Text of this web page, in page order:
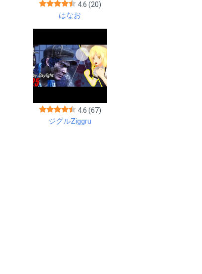
4.6 (20)
はなお
4.6 (67)
ジグルZiggru